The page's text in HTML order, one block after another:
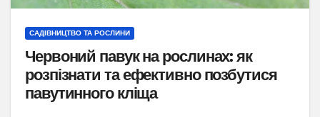
САДІВНИЦТВО ТА РОСЛИНИ
Червоний павук на рослинах: як
розпізнати та ефективно позбутися
павутинного кліща